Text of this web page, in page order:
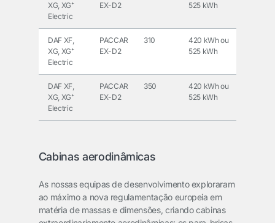
XG, XG⁺
Electric
EX-D2
525 kWh
DAF XF,
XG, XG⁺
Electric
PACCAR
EX-D2
310
420 kWh ou
525 kWh
DAF XF,
XG, XG⁺
Electric
PACCAR
EX-D2
350
420 kWh ou
525 kWh
Cabinas aerodinâmicas
As nossas equipas de desenvolvimento exploraram
ao máximo a nova regulamentação europeia em
matéria de massas e dimensões, criando cabinas